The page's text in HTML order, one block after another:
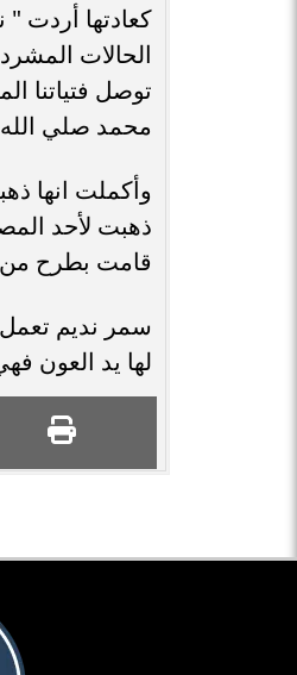
كعادتها أردت
الحالات
توصل فتياتنا
محمد صلي
وأكملت انها
ذهبت لأحد
قامت بطرح من
سمر نديم
لها يد العون